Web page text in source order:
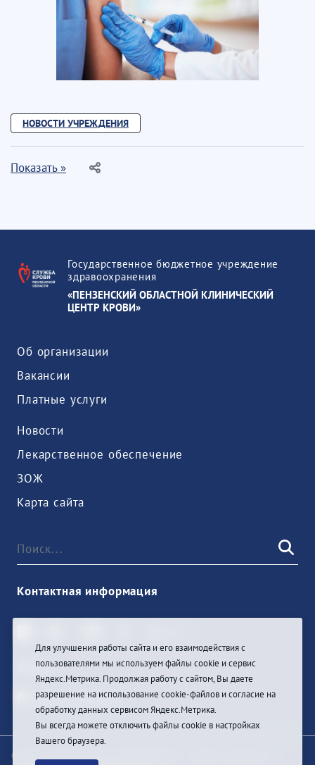
НОВОСТИ УЧРЕЖДЕНИЯ
Показать »
Государственное бюджетное учреждение
здравоохранения
«ПЕНЗЕНСКИЙ ОБЛАСТНОЙ КЛИНИЧЕСКИЙ
ЦЕНТР КРОВИ»
Об организации
Вакансии
Платные услуги
Новости
Лекарственное обеспечение
ЗОЖ
Карта сайта
Контактная информация
Войти
© При цитировании информации с сайта ссылка на
Для улучшения работы сайта и его взаимодействия с
пользователями мы используем файлы cookie и сервис
Яндекс.Метрика. Продолжая работу с сайтом, Вы даете
разрешение на использование cookie-файлов и согласие на
обработку данных сервисом Яндекс.Метрика.
Вы всегда можете отключить файлы cookie в настройках
Вашего браузера.